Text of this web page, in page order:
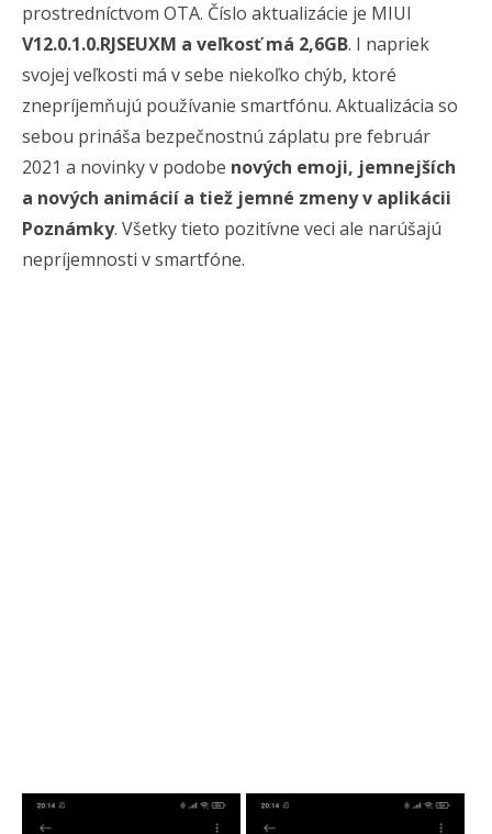
prostredníctvom OTA. Číslo aktualizácie je MIUI
V12.0.1.0.RJSEUXM a veľkosť má 2,6GB. I napriek
svojej veľkosti má v sebe niekoľko chýb, ktoré
znepríjemňujú používanie smartfónu. Aktualizácia so
sebou prináša bezpečnostnú záplatu pre február
2021 a novinky v podobe nových emoji, jemnejších
a nových animácií a tiež jemné zmeny v aplikácii
Poznámky. Všetky tieto pozitívne veci ale narúšajú
nepríjemnosti v smartfóne.